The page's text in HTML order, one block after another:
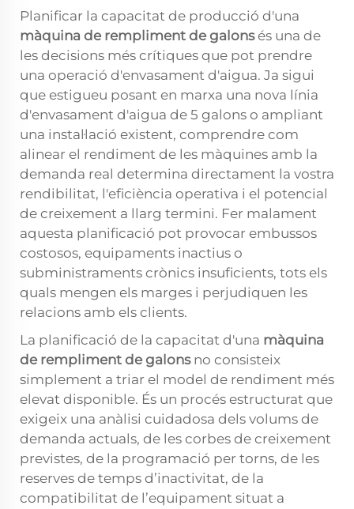
Planificar la capacitat de producció d'una
màquina de rempliment de galonsés una de
les decisions més crítiques que pot prendre
una operació d'envasament d'aigua. Ja sigui
que estigueu posant en marxa una nova línia
d'envasament d'aigua de 5 galons o ampliant
una instal·lació existent, comprendre com
alinear el rendiment de les màquines amb la
demanda real determina directament la vostra
rendibilitat, l'eficiència operativa i el potencial
de creixement a llarg termini. Fer malament
aquesta planificació pot provocar embussos
costosos, equipaments inactius o
subministraments crònics insuficients, tots els
quals mengen els marges i perjudiquen les
relacions amb els clients.
La planificació de la capacitat d'una màquina
de rempliment de galons no consisteix
simplement a triar el model de rendiment més
elevat disponible. És un procés estructurat que
exigeix una anàlisi cuidadosa dels volums de
demanda actuals, de les corbes de creixement
previstes, de la programació per torns, de les
reserves de temps d’inactivitat, de la
compatibilitat de l’equipament situat a